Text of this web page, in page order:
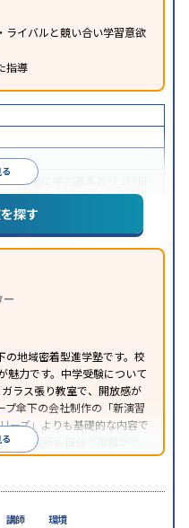
ライバルと競い合い学習意欲
指導
入塾に学力基準あり
塾アンケート調査方法
探す
ー
の地域密着型進学塾です。校
魅力です。中学受験について
ラス張り教室で、開放感が
プ傘下の会社制作の「新演習
ーズ」よりも基礎的な内容で
った箇所も自分で復習がで
んびりした塾」というイメ
指導をする方針が強まって
イアンス意識も高く、子供を
講師 環境